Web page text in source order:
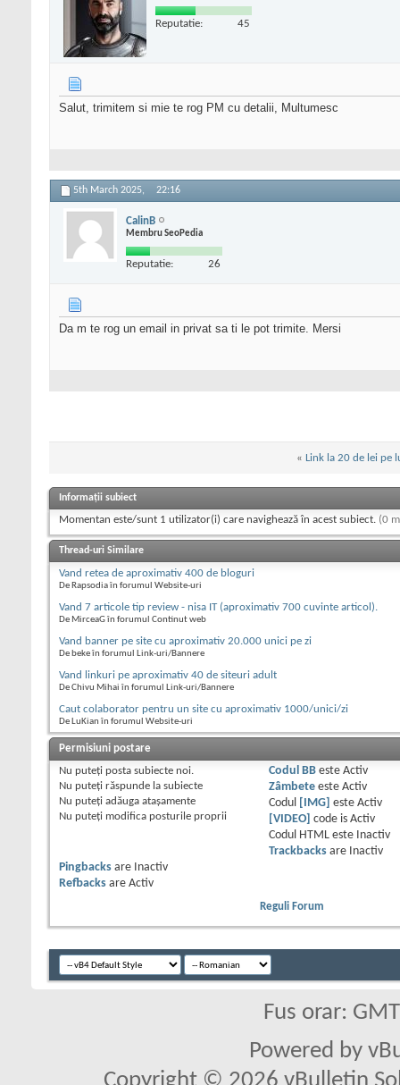
Reputatie: 45
Salut, trimitem si mie te rog PM cu detalii, Multumesc
5th March 2025, 22:16
CalinB
Membru SeoPedia
Reputatie: 26
Da m te rog un email in privat sa ti le pot trimite. Mersi
« Link la 20 de lei pe
Informații subiect
Momentan este/sunt 1 utilizator(i) care navighează în acest subiect. (0
Thread-uri Similare
Vand retea de aproximativ 400 de bloguri
De Rapsodia în forumul Website-uri
Vand 7 articole tip review - nisa IT (aproximativ 700 cuvinte articol).
De MirceaG în forumul Continut web
Vand banner pe site cu aproximativ 20.000 unici pe zi
De beke în forumul Link-uri/Bannere
Vand linkuri pe aproximativ 40 de siteuri adult
De Chivu Mihai în forumul Link-uri/Bannere
Caut colaborator pentru un site cu aproximativ 1000/unici/zi
De LuKian în forumul Website-uri
Permisiuni postare
Nu puteţi posta subiecte noi.
Nu puteţi răspunde la subiecte
Nu puteţi adăuga ataşamente
Nu puteţi modifica posturile proprii
Codul BBeste Activ
Zâmbeteeste Activ
Codul
[IMG] este Activ
[VIDEO]
code is Activ
Codul HTML este
Inactiv
Trackbacksare
Inactiv
Pingbacks are
Inactiv
Refbacks are Activ
Reguli Forum
Fus orar:
Powered by